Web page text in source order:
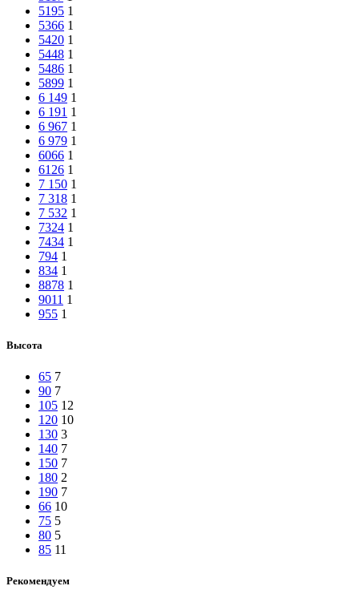
5195 1
5366 1
5420 1
5448 1
5486 1
5899 1
6 149 1
6 191 1
6 967 1
6 979 1
6066 1
6126 1
7 150 1
7 318 1
7 532 1
7324 1
7434 1
794 1
834 1
8878 1
9011 1
955 1
Высота
65 7
90 7
105 12
120 10
130 3
140 7
150 7
180 2
190 7
66 10
75 5
80 5
85 11
Рекомендуем